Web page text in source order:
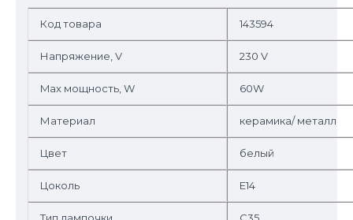
Код товара 143594
Напряжение, V 230 V
Max мощность, W 60W
Материал керамика/ металл
Цвет белый
Цоколь E14